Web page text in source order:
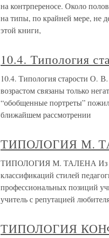
на контрпереносе. Около
на типы, по крайней мере, не
этой книги,
10.4. Типология
10.4. Типология старости О.
возрастом связаны только
“обобщенные портреты”
ближайшем рассмотрении
ТИПОЛОГИЯ М.
ТИПОЛОГИЯ М. ТАЛЕНА Из
классификаций стилей
профессиональных позиций
учитель с репутацией
ТИПОЛОГИЯ